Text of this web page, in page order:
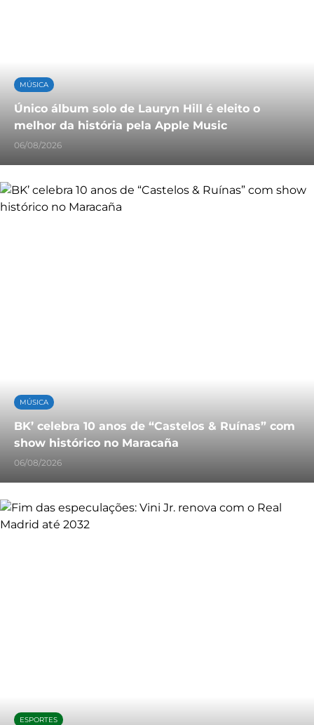
MÚSICA
Único álbum solo de Lauryn Hill é eleito o
melhor da história pela Apple Music
06/08/2026
MÚSICA
BK’ celebra 10 anos de “Castelos & Ruínas” com
show histórico no Maracaña
06/08/2026
ESPORTES